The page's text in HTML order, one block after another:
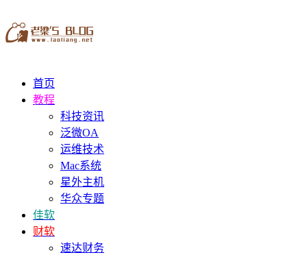
首页
教程
科技资讯
泛微OA
运维技术
Mac系统
星外主机
华众专题
佳软
财软
速达财务